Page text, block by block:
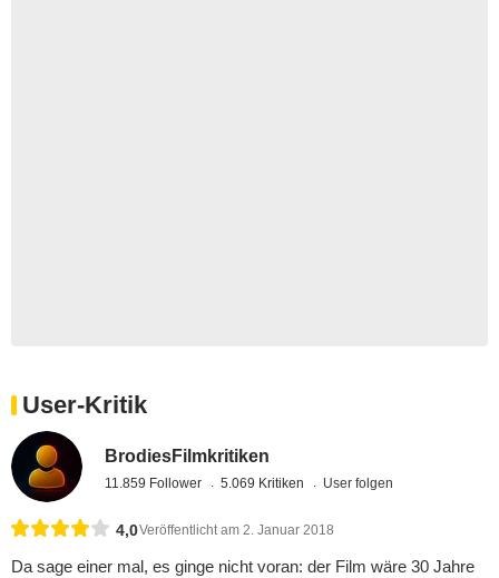
User-Kritik
BrodiesFilmkritiken
11.859 Follower 5.069 Kritiken User folgen
4,0Veröffentlicht am 2. Januar 2018
Da sage einer mal, es ginge nicht voran: der Film wäre 30 Jahre